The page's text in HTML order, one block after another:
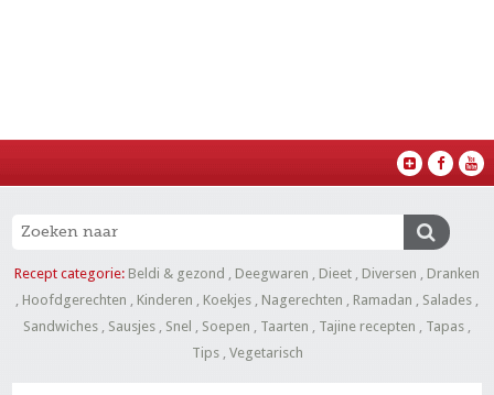
Recept categorie: Beldi & gezond , Deegwaren , Dieet , Diversen , Dranken
, Hoofdgerechten , Kinderen , Koekjes , Nagerechten , Ramadan , Salades ,
Sandwiches , Sausjes , Snel , Soepen , Taarten , Tajine recepten , Tapas ,
Tips, Vegetarisch